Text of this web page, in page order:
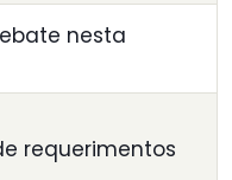
nesta
requerimentos